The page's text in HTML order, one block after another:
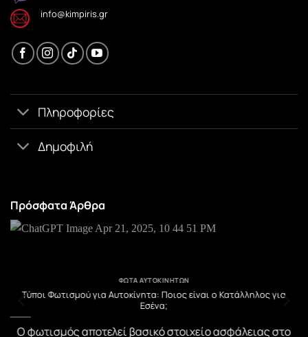
info@kimpiris.gr
Πληροφορίες
Δημοφιλή
Πρόσφατα Άρθρα
ΦΏΤΑ ΑΥΤΟΚΙΝΉΤΩΝ
Τύποι Φωτισμού για Αυτοκίνητα: Ποιος είναι ο Κατάλληλος για
Εσένα;
Ο φωτισμός αποτελεί βασικό στοιχείο ασφάλειας στο